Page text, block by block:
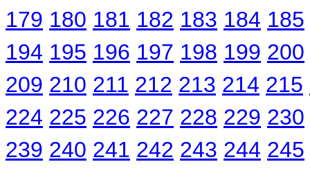
179 180 181 182 183 184 185
194 195 196 197 198 199 200
209 210 211 212 213 214 215
224 225 226 227 228 229 230
239 240 241 242 243 244 245